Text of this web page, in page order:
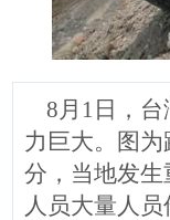
8月1日，台
力巨大。图
分，当地发
人员大量人